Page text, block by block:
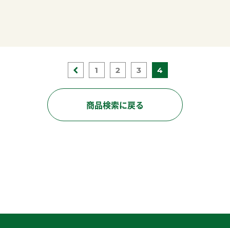
1 2 3 4
商品検索に戻る